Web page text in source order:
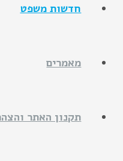
חדשות משפט
מאמרים
תקנון האתר